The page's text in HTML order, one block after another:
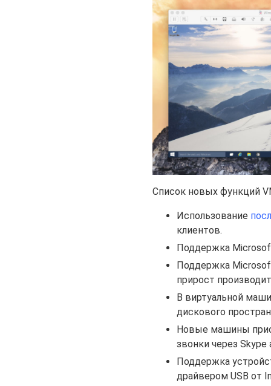
Список новых функций
Использование
клиентов.
Поддержка
Поддержка
прирост
В виртуальной
дискового
Новые машины
звонки через Skype
Поддержка
драйвером USB от